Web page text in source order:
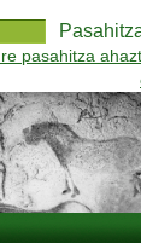
pasahitza